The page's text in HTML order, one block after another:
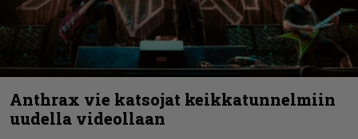
Anthrax vie katsojat keikkatunnelmiin
uudella videollaan